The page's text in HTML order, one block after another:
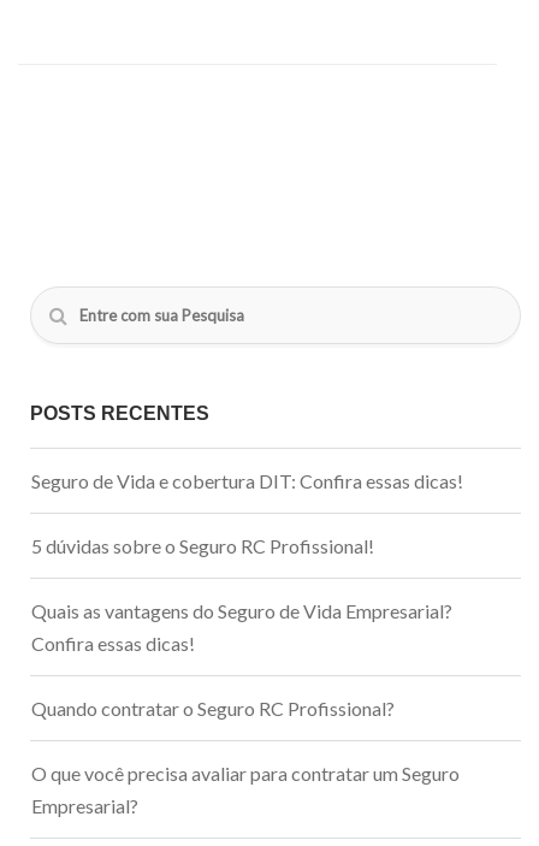
POSTS RECENTES
Seguro de Vida e cobertura DIT: Confira essas dicas!
5 dúvidas sobre o Seguro RC Profissional!
Quais as vantagens do Seguro de Vida Empresarial?
Confira essas dicas!
Quando contratar o Seguro RC Profissional?
O que você precisa avaliar para contratar um Seguro
Empresarial?